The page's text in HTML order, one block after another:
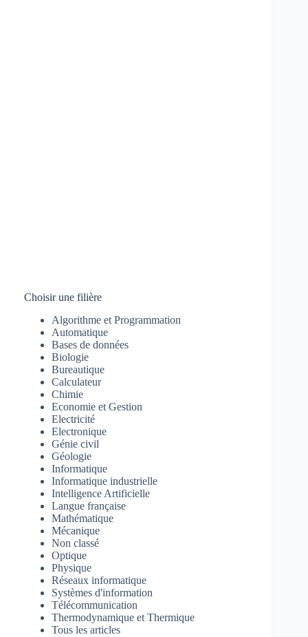
Choisir une filière
Algorithme et Programmation
Automatique
Bases de données
Biologie
Bureautique
Calculateur
Chimie
Economie et Gestion
Electricité
Electronique
Génie civil
Géologie
Informatique
Informatique industrielle
Intelligence Artificielle
Langue française
Mathématique
Mécanique
Non classé
Optique
Physique
Réseaux informatique
Systèmes d'information
Télécommunication
Thermodynamique et Thermique
Tous les articles